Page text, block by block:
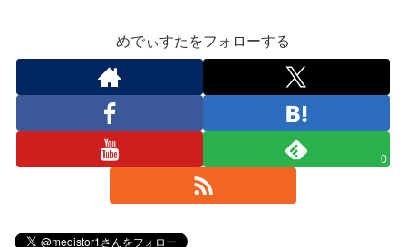
めでぃすたをフォローする
0